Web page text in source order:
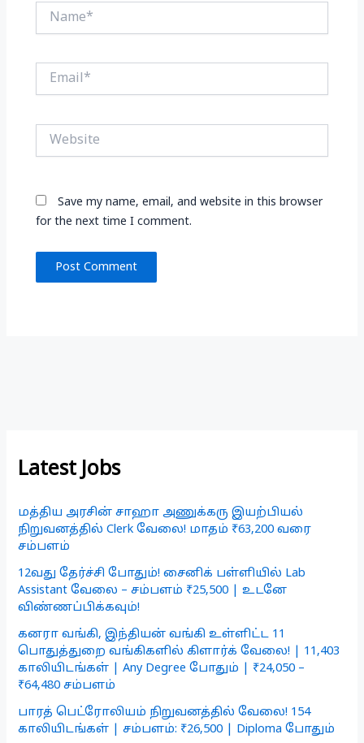
Name*
Email*
Website
Save my name, email, and website in this browser
for the next time I comment.
Latest Jobs
மத்திய அரசின் சாஹா அணுக்கரு இயற்பியல்
நிறுவனத்தில் Clerk வேலை! மாதம் ₹63,200 வரை
சம்பளம்
12வது தேர்ச்சி போதும்! சைனிக் பள்ளியில் Lab
Assistant வேலை – சம்பளம் ₹25,500 | உடனே
விண்ணப்பிக்கவும்!
கனரா வங்கி, இந்தியன் வங்கி உள்ளிட்ட 11
பொதுத்துறை வங்கிகளில் கிளார்க் வேலை! | 11,403
காலியிடங்கள் | Any Degree போதும் | ₹24,050 –
₹64,480 சம்பளம்
பாரத் பெட்ரோலியம் நிறுவனத்தில் வேலை! 154
காலியிடங்கள் | சம்பளம்: ₹26,500 | Diploma போதும்